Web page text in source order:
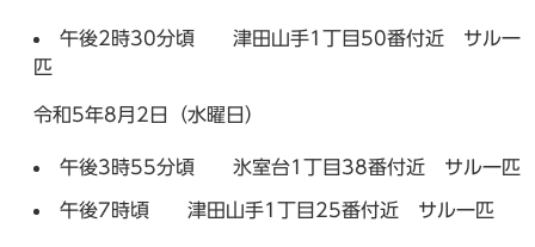
午後2時30分頃 津田山手1丁目50番付近 サル一
匹
令和5年8月2日（水曜日）
午後3時55分頃 氷室台1丁目38番付近 サル一匹
午後7時頃 津田山手1丁目25番付近 サル一匹